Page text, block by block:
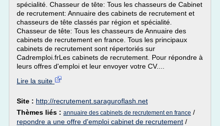
spécialité. Chasseur de tête: Tous les chasseurs de Cabinet
de recrutement: Annuaire des cabinets de recrutement et
chasseurs de tête classés par région et spécialité.
Chasseur de tête: Tous les chasseurs de Annuaire des
cabinets de recrutement en france. Tous les principaux
cabinets de recrutement sont répertoriés sur
Cadremploi.frLes cabinets de recrutement. Pour répondre à
leurs offres d'emploi et leur envoyer votre CV....
Lire la suite
Site : http://recrutement.saraguroflash.net
Thèmes liés : annuaire des cabinets de recrutement en france /
repondre a une offre d'emploi cabinet de recrutement /